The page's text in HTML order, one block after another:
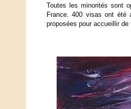
Toutes les minorités sont
France. 400 visas ont été
proposées pour accueillir